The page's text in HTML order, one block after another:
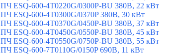
ПЧ ESQ-600-4T0220G/0300P-BU 380В, 22 кВт
ПЧ ESQ-600-4T0300G/0370P 380В, 30 кВт
ПЧ ESQ-600-4T0370G/0450P-BU 380В, 37 кВт
ПЧ ESQ-600-4T0450G/0550P-BU 380В, 45 кВт
ПЧ ESQ-600-4T0550G/0750P-BU 380В, 55 кВт
ПЧ ESQ-600-7T0110G/0150P 690В, 11 кВт